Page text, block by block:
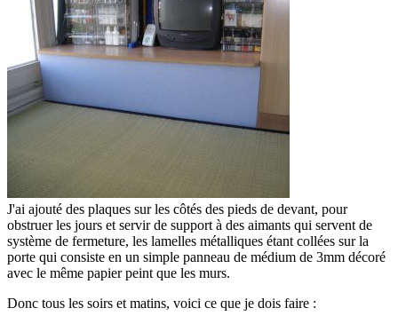
J'ai ajouté des plaques sur les côtés des pieds de devant, pour
obstruer les jours et servir de support à des aimants qui servent de
système de fermeture, les lamelles métalliques étant collées sur la
porte qui consiste en un simple panneau de médium de 3mm décoré
avec le même papier peint que les murs.
Donc tous les soirs et matins, voici ce que je dois faire :